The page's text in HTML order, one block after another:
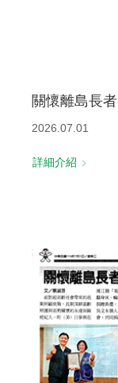
關懷離島長
2026.07.01
詳細介紹